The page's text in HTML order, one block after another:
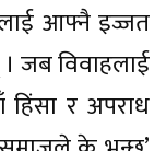
आफ्नै इज्जत
जब विवाहलाई
हिंसा र अपराध